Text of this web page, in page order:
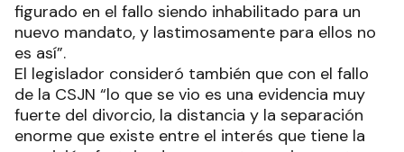
figurado en el fallo siendo inhabilitado para un
nuevo mandato, y lastimosamente para ellos no
es así”.
El legislador consideró también que con el fallo
de la CSJN “lo que se vio es una evidencia muy
fuerte del divorcio, la distancia y la separación
enorme que existe entre el interés que tiene la